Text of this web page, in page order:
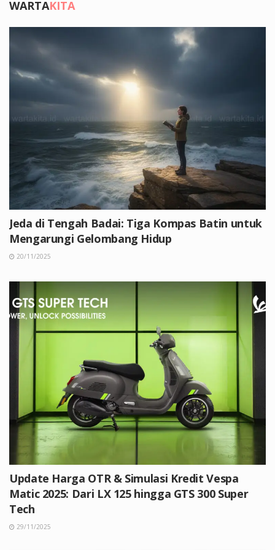
WARTAKITA
Jeda di Tengah Badai: Tiga Kompas Batin untuk
Mengarungi Gelombang Hidup
20/11/2025
Update Harga OTR & Simulasi Kredit Vespa
Matic 2025: Dari LX 125 hingga GTS 300 Super
Tech
29/11/2025